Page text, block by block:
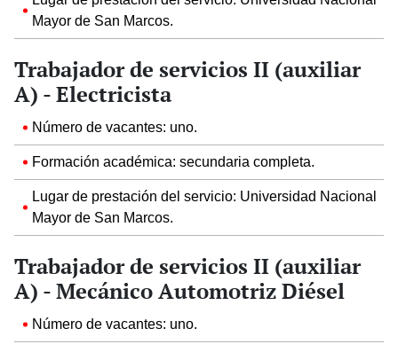
Mayor de San Marcos.
Trabajador de servicios II (auxiliar
A) - Electricista
Número de vacantes: uno.
Formación académica: secundaria completa.
Lugar de prestación del servicio: Universidad Nacional
Mayor de San Marcos.
Trabajador de servicios II (auxiliar
A) - Mecánico Automotriz Diésel
Número de vacantes: uno.